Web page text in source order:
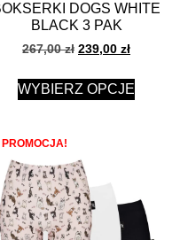
DOGS WHITE
BLACK 3 PAK
267,00zł 239,00 zł
WYBIERZ OPCJE
PROMOCJA!